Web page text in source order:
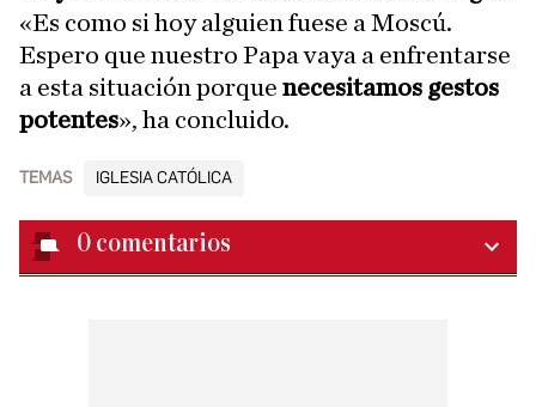
«Es como si hoy alguien fuese a Moscú.
Espero que nuestro Papa vaya a enfrentarse
a esta situación porque necesitamos gestos
potentes», ha concluido.
TEMAS IGLESIA CATÓLICA
0 comentarios